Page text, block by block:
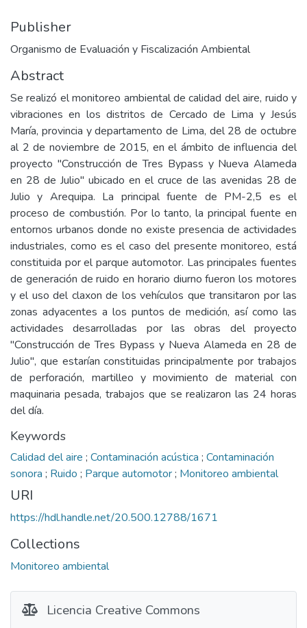
Publisher
Organismo de Evaluación y Fiscalización Ambiental
Abstract
Se realizó el monitoreo ambiental de calidad del aire, ruido y
vibraciones en los distritos de Cercado de Lima y Jesús
María, provincia y departamento de Lima, del 28 de octubre
al 2 de noviembre de 2015, en el ámbito de influencia del
proyecto "Construcción de Tres Bypass y Nueva Alameda
en 28 de Julio" ubicado en el cruce de las avenidas 28 de
Julio y Arequipa. La principal fuente de PM-2,5 es el
proceso de combustión. Por lo tanto, la principal fuente en
entornos urbanos donde no existe presencia de actividades
industriales, como es el caso del presente monitoreo, está
constituida por el parque automotor. Las principales fuentes
de generación de ruido en horario diurno fueron los motores
y el uso del claxon de los vehículos que transitaron por las
zonas adyacentes a los puntos de medición, así como las
actividades desarrolladas por las obras del proyecto
"Construcción de Tres Bypass y Nueva Alameda en 28 de
Julio", que estarían constituidas principalmente por trabajos
de perforación, martilleo y movimiento de material con
maquinaria pesada, trabajos que se realizaron las 24 horas
del día.
Keywords
Calidad del aire ; Contaminación acústica ; Contaminación
sonora ; Ruido ; Parque automotor; Monitoreo ambiental
URI
https://hdl.handle.net/20.500.12788/1671
Collections
Monitoreo ambiental
Licencia Creative Commons